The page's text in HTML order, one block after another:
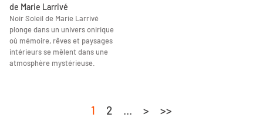
de Marie Larrivé
Noir Soleil de Marie Larrivé
plonge dans un univers onirique
où mémoire, rêves et paysages
intérieurs se mêlent dans une
atmosphère mystérieuse.
1 2 ... > >>